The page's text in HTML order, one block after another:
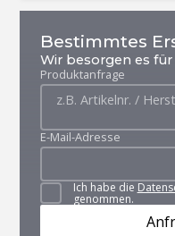
Bestimmtes
Wir besorgen es für
Produktanfrage
E-Mail-Adresse
Ich habe die
genommen.